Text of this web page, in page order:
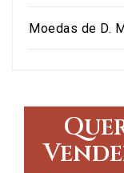
Moedas de D.